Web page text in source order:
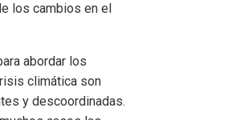
los cambios en el
abordar los
climática son
y descoordinadas.